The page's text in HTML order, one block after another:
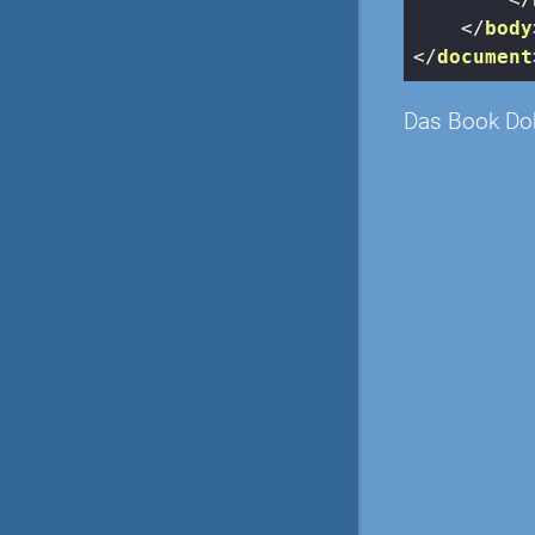
</ body
</document
Das Book